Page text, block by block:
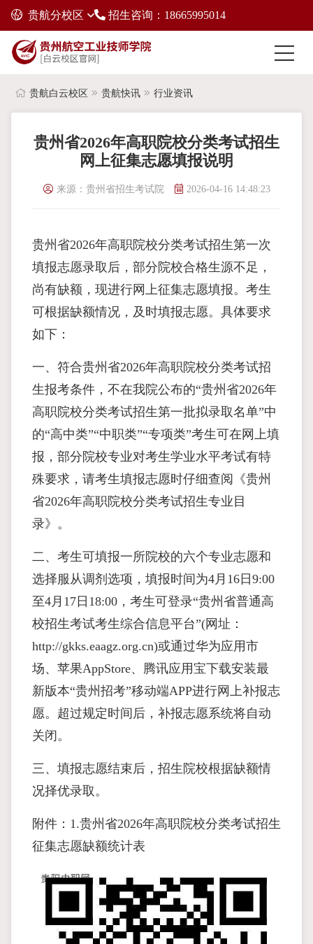
贵航分校区 招生咨询：18665995014
贵航白云校区 贵航快讯 行业资讯
贵州省2026年高职院校分类考试招生
网上征集志愿填报说明
来源：贵州省招生考试院 2026-04-16 14:48:23
贵州省2026年高职院校分类考试招生第一次
填报志愿录取后，部分院校合格生源不足，
尚有缺额，现进行网上征集志愿填报。考生
可根据缺额情况，及时填报志愿。具体要求
如下：
一、符合贵州省2026年高职院校分类考试招
生报考条件，不在我院公布的“贵州省2026年
高职院校分类考试招生第一批拟录取名单”中
的“高中类”“中职类”“专项类”考生可在网上填
报，部分院校专业对考生学业水平考试有特
殊要求，请考生填报志愿时仔细查阅《贵州
省2026年高职院校分类考试招生专业目
录》。
二、考生可填报一所院校的六个专业志愿和
选择服从调剂选项，填报时间为4月16日9:00
至4月17日18:00，考生可登录“贵州省普通高
校招生考试考生综合信息平台”(网址：
http://gkks.eaagz.org.cn)或通过华为应用市
场、苹果AppStore、腾讯应用宝下载安装最
新版本“贵州招考”移动端APP进行网上补报志
愿。超过规定时间后，补报志愿系统将自动
关闭。
三、填报志愿结束后，招生院校根据缺额情
况择优录取。
附件：1.贵州省2026年高职院校分类考试招生
征集志愿缺额统计表